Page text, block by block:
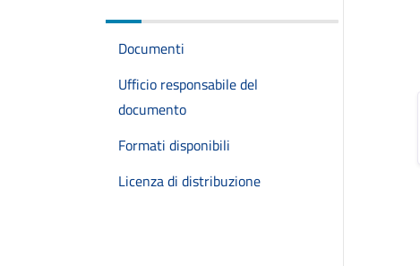
Documenti
Ufficio responsabile del
documento
Formati disponibili
Licenza di distribuzione